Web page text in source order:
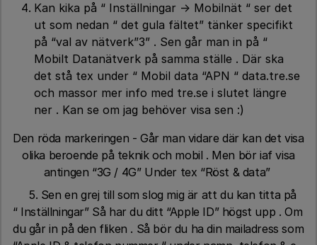
Kan kika på “ Inställningar → Mobilnät “ ser det
ut som nedan “ det gula fältet” tänker specifikt
på “val av nätverk”3” . Sen går man in på “
Mobilt Datanätverk på samma ställe . Där ska
det stå tex under “ Mobil data “APN “ data.tre.se
och massor mer info med tre.se i slutet längre
ner . Kan se om jag behöver visa sen :)
Den röda markeringen - Går man vidare där kan det visa
olika beroende på teknik och mobil . Men bör iaf visa
antingen “3G / 4G” Under tex “Röst & data”
5. Sen en grej till som slog mig är att du kan titta på
“ Inställningar” Så har du ditt “Apple ID” högst upp . Om
du går in på den fliken . Så bör du ha din mailadress som